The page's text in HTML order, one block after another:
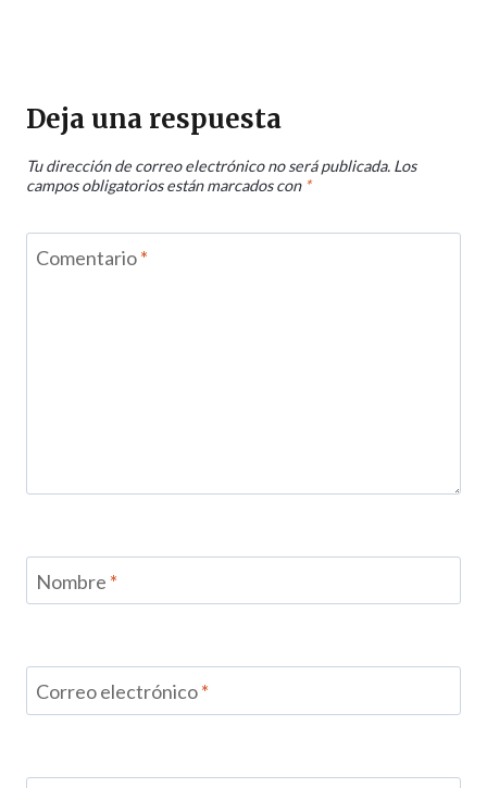
Deja una respuesta
Tu dirección de correo electrónico no será publicada. Los
campos obligatorios están marcados con *
Comentario*
Nombre *
Correo electrónico*